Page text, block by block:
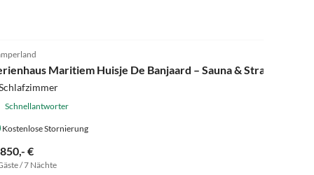
Maritiem Huisje De Banjaard – Sauna & Strandnähe
Schnellantworter
Kostenlose Stornierung
€
/ 7 Nächte